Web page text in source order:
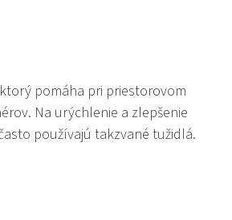
pomáha pri priestorovom
Na urýchlenie a zlepšenie
používajú takzvané tužidlá.